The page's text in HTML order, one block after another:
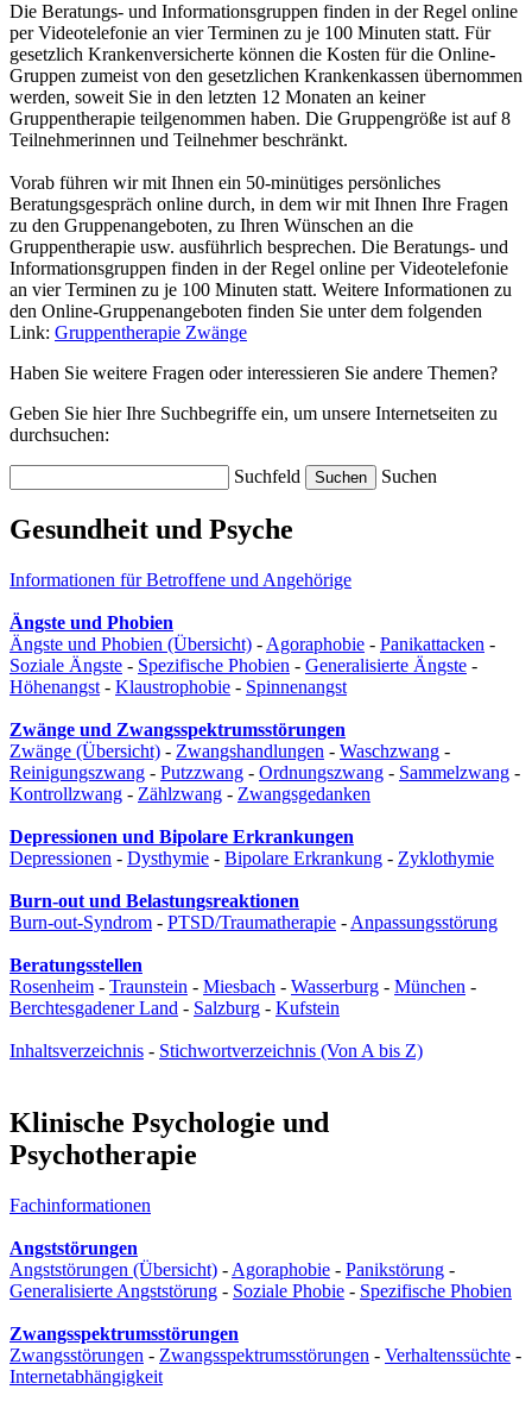
Die Beratungs- und Informationsgruppen finden in der Regel online
per Videotelefonie an vier Terminen zu je 100 Minuten statt. Für
gesetzlich Krankenversicherte können die Kosten für die Online-
Gruppen zumeist von den gesetzlichen Krankenkassen übernommen
werden, soweit Sie in den letzten 12 Monaten an keiner
Gruppentherapie teilgenommen haben. Die Gruppengröße ist auf 8
Teilnehmerinnen und Teilnehmer beschränkt.
Vorab führen wir mit Ihnen ein 50-minütiges persönliches
Beratungsgespräch online durch, in dem wir mit Ihnen Ihre Fragen
zu den Gruppenangeboten, zu Ihren Wünschen an die
Gruppentherapie usw. ausführlich besprechen. Die Beratungs- und
Informationsgruppen finden in der Regel online per Videotelefonie
an vier Terminen zu je 100 Minuten statt. Weitere Informationen zu
den Online-Gruppenangeboten finden Sie unter dem folgenden
Link: Gruppentherapie Zwänge
Haben Sie weitere Fragen oder interessieren Sie andere Themen?
Geben Sie hier Ihre Suchbegriffe ein, um unsere Internetseiten zu
durchsuchen:
Suchfeld Suchen
Gesundheit und Psyche
Informationen für Betroffene und Angehörige
Ängste und Phobien
Ängste und Phobien (Übersicht) - Agoraphobie - Panikattacken -
Soziale Ängste - Spezifische Phobien - Generalisierte Ängste -
Höhenangst - Klaustrophobie - Spinnenangst
Zwänge und Zwangsspektrumsstörungen
Zwänge (Übersicht) - Zwangshandlungen - Waschzwang -
Reinigungszwang - Putzzwang - Ordnungszwang - Sammelzwang -
Kontrollzwang - Zählzwang - Zwangsgedanken
Depressionen und Bipolare Erkrankungen
Depressionen - Dysthymie - Bipolare Erkrankung - Zyklothymie
Burn-out und Belastungsreaktionen
Burn-out-Syndrom - PTSD/Traumatherapie - Anpassungsstörung
Beratungsstellen
Rosenheim - Traunstein - Miesbach - Wasserburg - München -
Berchtesgadener Land - Salzburg - Kufstein
Inhaltsverzeichnis - Stichwortverzeichnis (Von A bis Z)
Klinische Psychologie und
Psychotherapie
Fachinformationen
Angststörungen
Angststörungen (Übersicht) - Agoraphobie - Panikstörung -
Generalisierte Angststörung - Soziale Phobie - Spezifische Phobien
Zwangsspektrumsstörungen
Zwangsstörungen - Zwangsspektrumsstörungen - Verhaltenssüchte -
Internetabhängigkeit